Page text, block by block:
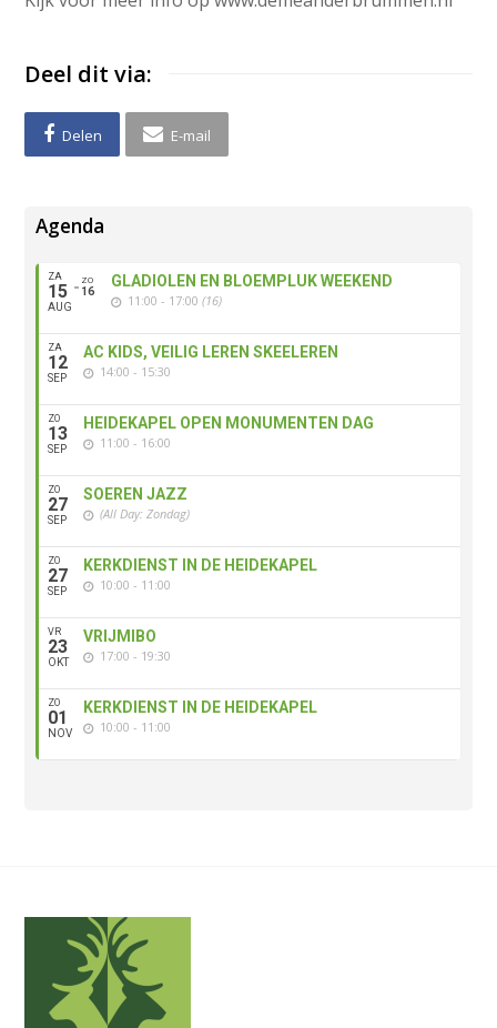
Deel dit via:
Delen E-mail
Agenda
ZA
15
AUG
ZO
16
GLADIOLEN EN BLOEMPLUK WEEKEND
11:00 - 17:00(16)
ZA
12
SEP
AC KIDS, VEILIG LEREN SKEELEREN
14:00 - 15:30
ZO
13
SEP
HEIDEKAPEL OPEN MONUMENTEN DAG
11:00 - 16:00
ZO
27
SEP
SOEREN JAZZ
(All Day: Zondag)
ZO
27
SEP
KERKDIENST IN DE HEIDEKAPEL
10:00 - 11:00
VR
23
OKT
VRIJMIBO
17:00 - 19:30
ZO
01
NOV
KERKDIENST IN DE HEIDEKAPEL
10:00 - 11:00